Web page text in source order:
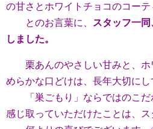
の甘さとホワイトチョコのコーテ
とのお言葉に、
スタッフ一
しました。
栗あんのやさしい甘みと、ホ
めらかな口どけは、長年大切にし
「巣ごもり」ならではのこだ
感じ取っていただけたことは、ス